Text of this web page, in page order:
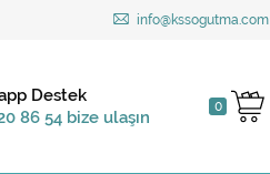
info@kssogutma.com
0
ve üzeri
Destek
86 54 bize ulaşın